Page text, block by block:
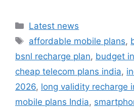
Categories
Latest news
Tags
affordable mobile plans,
bsnl recharge plan, budget
cheap telecom plans india,
2026, long validity recharge
mobile plans India,